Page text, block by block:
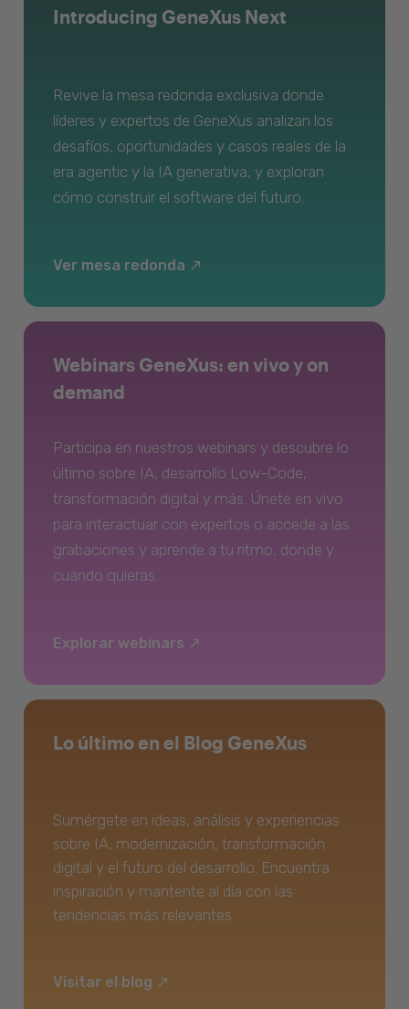
Introducing GeneXus Next
Revive la mesa redonda exclusiva donde
líderes y expertos de GeneXus analizan los
desafíos, oportunidades y casos reales de la
era agentic y la IA generativa, y exploran
cómo construir el software del futuro.
Ver mesa redonda
Webinars GeneXus: en vivo y on
demand
Participa en nuestros webinars y descubre lo
último sobre IA, desarrollo Low-Code,
transformación digital y más. Únete en vivo
para interactuar con expertos o accede a las
grabaciones y aprende a tu ritmo, donde y
cuando quieras.
Explorar webinars
Lo último en el Blog GeneXus
Sumérgete en ideas, análisis y experiencias
sobre IA, modernización, transformación
digital y el futuro del desarrollo. Encuentra
inspiración y mantente al día con las
tendencias más relevantes.
Visitar el blog